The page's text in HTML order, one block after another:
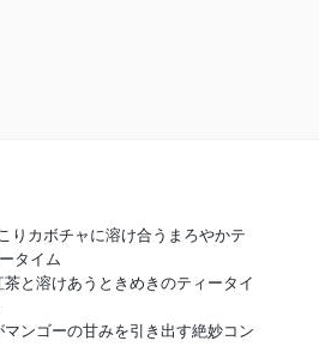
りカボチャに溶け合うまろやかテ
タイム
茶と溶けあうときめきのティータイ
マンゴーの甘みを引き出す絶妙コン